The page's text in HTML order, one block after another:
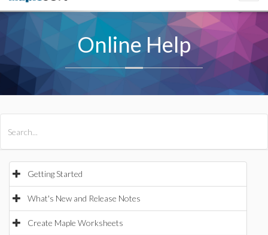
Online Help
Getting Started
What's New and Release Notes
Create Maple Worksheets